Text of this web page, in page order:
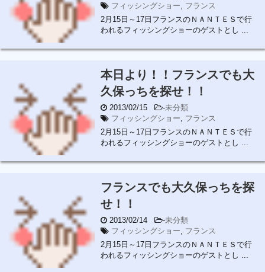
フィッシングショー
フランス
2月15日～17日フランスのＮＡＮＴＥＳで行
われるフィッシングショーのゲストとし ...
本日より！！フランスでも大
久保っちを探せ！！
2013/02/15 -未分類
フィッシングショー
フランス
2月15日～17日フランスのＮＡＮＴＥＳで行
われるフィッシングショーのゲストとし ...
フランスでも大久保っちを探
せ！！
2013/02/14 -未分類
フィッシングショー
フランス
2月15日～17日フランスのＮＡＮＴＥＳで行
われるフィッシングショーのゲストとし ...